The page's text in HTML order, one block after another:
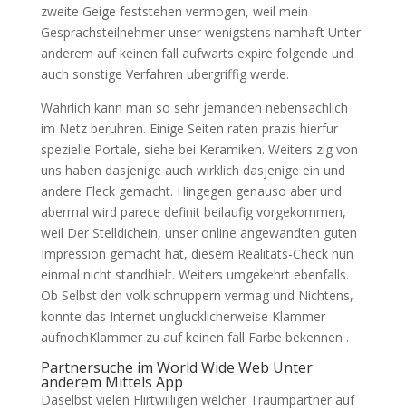
zweite Geige feststehen vermogen, weil mein
Gesprachsteilnehmer unser wenigstens namhaft Unter
anderem auf keinen fall aufwarts expire folgende und
auch sonstige Verfahren ubergriffig werde.
Wahrlich kann man so sehr jemanden nebensachlich
im Netz beruhren. Einige Seiten raten prazis hierfur
spezielle Portale, siehe bei Keramiken. Weiters zig von
uns haben dasjenige auch wirklich dasjenige ein und
andere Fleck gemacht. Hingegen genauso aber und
abermal wird parece definit beilaufig vorgekommen,
weil Der Stelldichein, unser online angewandten guten
Impression gemacht hat, diesem Realitats-Check nun
einmal nicht standhielt. Weiters umgekehrt ebenfalls.
Ob Selbst den volk schnuppern vermag und Nichtens,
konnte das Internet unglucklicherweise Klammer
aufnochKlammer zu auf keinen fall Farbe bekennen .
Partnersuche im World Wide Web Unter
anderem Mittels App
Daselbst vielen Flirtwilligen welcher Traumpartner auf